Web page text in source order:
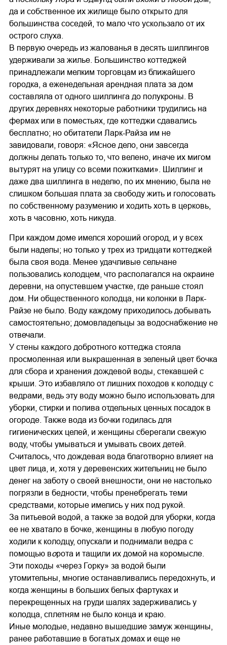
да и собственное их жилище было открыто для
большинства соседей, то мало что ускользало от их
острого слуха.
В первую очередь из жалованья в десять шиллингов
удерживали за жилье. Большинство коттеджей
принадлежали мелким торговцам из ближайшего
городка, а еженедельная арендная плата за дом
составляла от одного шиллинга до полукроны. В
других деревнях некоторые работники трудились на
фермах или в поместьях, где коттеджи сдавались
бесплатно; но обитатели Ларк-Райза им не
завидовали, говоря: «Ясное дело, они завсегда
должны делать только то, что велено, иначе их мигом
вытурят на улицу со всеми пожитками». Шиллинг и
даже два шиллинга в неделю, по их мнению, была не
слишком большая плата за свободу жить и голосовать
по собственному разумению и ходить хоть в церковь,
хоть в часовню, хоть никуда.
При каждом доме имелся хороший огород, и у всех
были наделы; но только у трех из тридцати коттеджей
была своя вода. Менее удачливые сельчане
пользовались колодцем, что располагался на окраине
деревни, на опустевшем участке, где раньше стоял
дом. Ни общественного колодца, ни колонки в Ларк-
Райзе не было. Воду каждому приходилось добывать
самостоятельно; домовладельцы за водоснабжение не
отвечали.
У стены каждого добротного коттеджа стояла
просмоленная или выкрашенная в зеленый цвет бочка
для сбора и хранения дождевой воды, стекавшей с
крыши. Это избавляло от лишних походов к колодцу с
ведрами, ведь эту воду можно было использовать для
уборки, стирки и полива отдельных ценных посадок в
огороде. Также вода из бочки годилась для
гигиенических целей, и женщины сберегали свежую
воду, чтобы умываться и умывать своих детей.
Считалось, что дождевая вода благотворно влияет на
цвет лица, и, хотя у деревенских жительниц не было
денег на заботу о своей внешности, они не настолько
погрязли в бедности, чтобы пренебрегать теми
средствами, которые имелись у них под рукой.
За питьевой водой, а также за водой для уборки, когда
ее не хватало в бочке, женщины в любую погоду
ходили к колодцу, опускали и поднимали ведра с
помощью ворота и тащили их домой на коромысле.
Эти походы «через Горку» за водой были
утомительны, многие останавливались передохнуть, и
когда женщины в больших белых фартуках и
перекрещенных на груди шалях задерживались у
колодца, сплетням не было конца и краю.
Иные молодые, недавно вышедшие замуж женщины,
ранее работавшие в богатых домах и еще не